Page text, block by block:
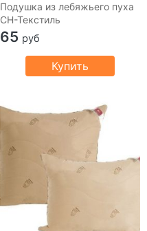
Подушка из лебяжьего пуха
СН-Текстиль
65 руб
Купить